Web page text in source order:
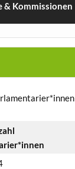
& Kommissionen